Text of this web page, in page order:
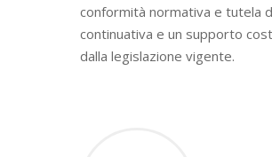
conformità normativa e tutela
continuativa e un supporto
dalla legislazione vigente.